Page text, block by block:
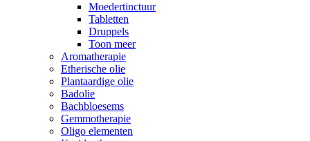
Moedertinctuur
Tabletten
Druppels
Toon meer
Aromatherapie
Etherische olie
Plantaardige olie
Badolie
Bachbloesems
Gemmotherapie
Oligo elementen